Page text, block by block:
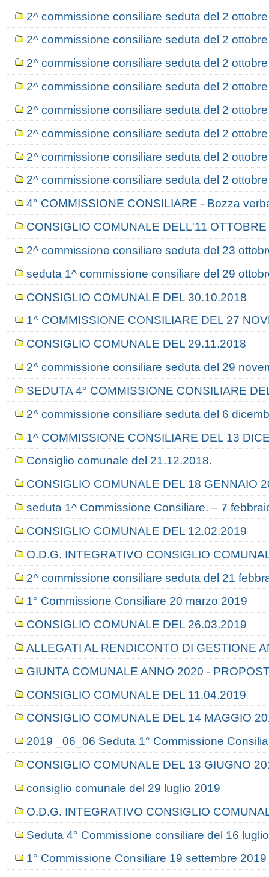
2^ commissione consiliare seduta del 2
2^ commissione consiliare seduta del 2
2^ commissione consiliare seduta del 2
2^ commissione consiliare seduta del 2
2^ commissione consiliare seduta del 2
2^ commissione consiliare seduta del 2
2^ commissione consiliare seduta del 2
2^ commissione consiliare seduta del 2
4° COMMISSIONE CONSILIARE - Bozza
CONSIGLIO COMUNALE DELL'11
2^ commissione consiliare seduta del 23
seduta 1^ commissione consiliare del 29
CONSIGLIO COMUNALE DEL 30.10.2018
1^ COMMISSIONE CONSILIARE DEL 27
CONSIGLIO COMUNALE DEL 29.11.2018
2^ commissione consiliare seduta del 29
SEDUTA 4° COMMISSIONE CONSILIARE
2^ commissione consiliare seduta del 6
1^ COMMISSIONE CONSILIARE DEL 13
Consiglio comunale del 21.12.2018.
CONSIGLIO COMUNALE DEL 18 GENNAIO
seduta 1^ Commissione Consiliare. – 7
CONSIGLIO COMUNALE DEL 12.02.2019
O.D.G. INTEGRATIVO CONSIGLIO
2^ commissione consiliare seduta del 21
1° Commissione Consiliare 20 marzo 2019
CONSIGLIO COMUNALE DEL 26.03.2019
ALLEGATI AL RENDICONTO DI GESTIONE
GIUNTA COMUNALE ANNO 2020 -
CONSIGLIO COMUNALE DEL 11.04.2019
CONSIGLIO COMUNALE DEL 14 MAGGIO
2019 _06_06 Seduta 1° Commissione
CONSIGLIO COMUNALE DEL 13 GIUGNO
consiglio comunale del 29 luglio 2019
O.D.G. INTEGRATIVO CONSIGLIO
Seduta 4° Commissione consiliare del 16
1° Commissione Consiliare 19 settembre 2019